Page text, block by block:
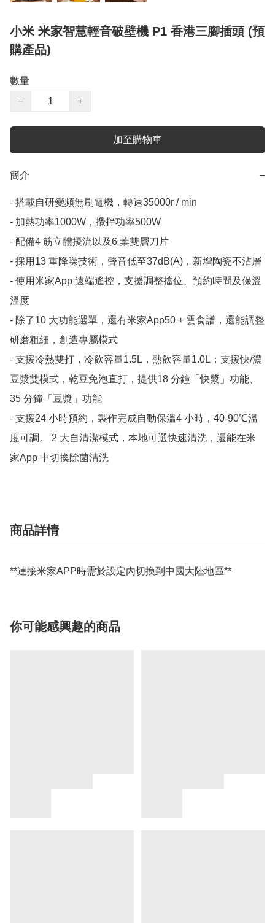
小米 米家智慧輕音破壁機 P1 香港三腳插頭 (預
購產品)
數量
−
+
加至購物車
簡介 −
- 搭載自研變頻無刷電機，轉速35000r / min
- 加熱功率1000W，攪拌功率500W
- 配備4 筋立體擾流以及6 葉雙層刀片
- 採用13 重降噪技術，聲音低至37dB(A)，新增陶瓷不沾層
- 使用米家App 遠端遙控，支援調整擋位、預約時間及保溫
溫度
- 除了10 大功能選單，還有米家App50 + 雲食譜，還能調整
研磨粗細，創造專屬模式
- 支援冷熱雙打，冷飲容量1.5L，熱飲容量1.0L；支援快/濃
豆漿雙模式，乾豆免泡直打，提供18 分鐘「快漿」功能、
35 分鐘「豆漿」功能
- 支援24 小時預約，製作完成自動保溫4 小時，40-90℃溫
度可調。 2 大自清潔模式，本地可選快速清洗，還能在米
家App 中切換除菌清洗
商品詳情
**連接米家APP時需於設定內切換到中國大陸地區**
你可能感興趣的商品